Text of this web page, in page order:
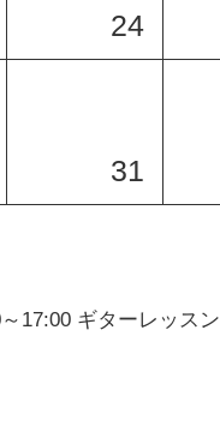
24
31
17:00 ギターレッスン